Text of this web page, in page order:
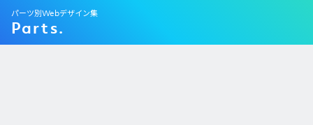
Parts.
パーツ別Webデザイン集